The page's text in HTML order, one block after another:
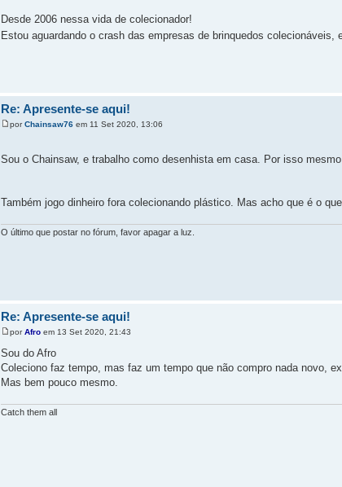
Desde 2006 nessa vida de colecionador!
Estou aguardando o crash das empresas de brinquedos colecionáveis,
Re: Apresente-se aqui!
porChainsaw76em 11 Set 2020, 13:06
Sou o Chainsaw, e trabalho como desenhista em casa. Por isso
Também jogo dinheiro fora colecionando plástico. Mas acho que é o
O último que postar no fórum, favor apagar a luz.
Re: Apresente-se aqui!
porAfroem 13 Set 2020, 21:43
Sou do Afro
Coleciono faz tempo, mas faz um tempo que não compro nada novo,
Mas bem pouco mesmo.
Catch them all